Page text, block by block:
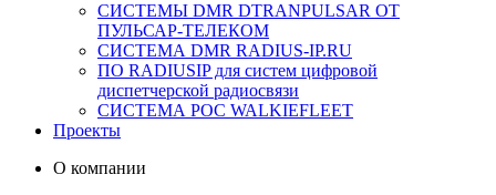
СИСТЕМЫ DMR DTRANPULSAR ОТ
ПУЛЬСАР-ТЕЛЕКОМ
СИСТЕМА DMR RADIUS-IP.RU
ПО RADIUSIP для систем цифровой
диспетчерской радиосвязи
CИСТЕМА POC WALKIEFLEET
Проекты
О компании